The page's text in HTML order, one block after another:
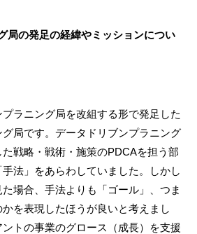
局の発足の経緯やミッションについ
ラニング局を改組する形で発足した
局です。データドリブンプラニング
戦略・戦術・施策のPDCAを担う部
法」をあらわしていました。しかし
場合、手法よりも「ゴール」、つま
を表現したほうが良いと考えまし
トの事業のグロース（成長）を支援